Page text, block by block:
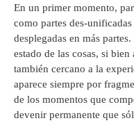
En un primer momento,
como partes des-
desplegadas en más
estado de las cosas, si
también cercano a la
aparece siempre por
de los momentos que
devenir permanente que